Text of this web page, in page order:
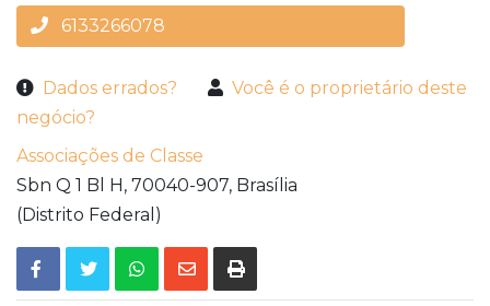
6133266078
Dados errados?
Você é o proprietário deste
negócio?
Associações de Classe
Sbn Q 1 Bl H, 70040-907, Brasília
(Distrito Federal)